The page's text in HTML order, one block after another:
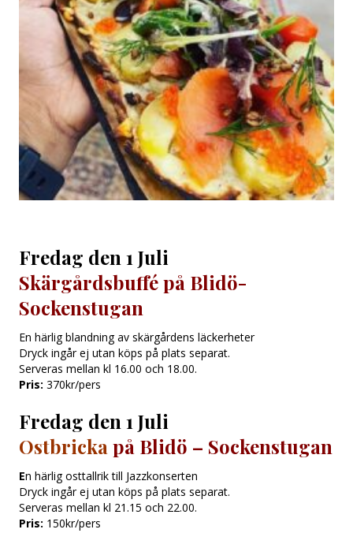
Fredag den 1 Juli
Skärgårdsbuffé på Blidö-
Sockenstugan
En härlig blandning av skärgårdens läckerheter
Dryck ingår ej utan köps på plats separat.
Serveras mellan kl 16.00 och 18.00.
Pris: 370kr/pers
Fredag den 1 Juli
Ostbrickapå Blidö – Sockenstugan
En härlig osttallrik till Jazzkonserten
Dryck ingår ej utan köps på plats separat.
Serveras mellan kl 21.15 och 22.00.
Pris: 150kr/pers